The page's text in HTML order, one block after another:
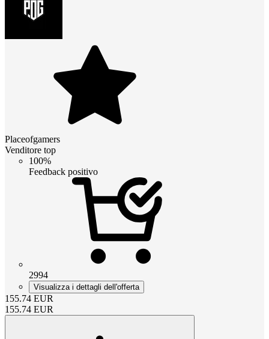
Placeofgamers
Venditore top
100%
Feedback positivo
2994
Visualizza i dettagli dell'offerta
155.74 EUR
155.74 EUR